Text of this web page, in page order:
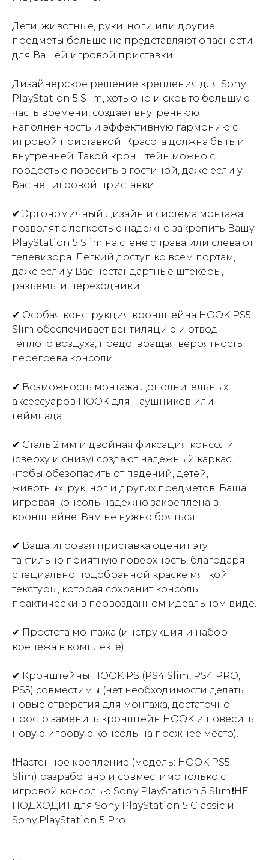
Дети, животные, руки, ноги или другие
предметы больше не представляют опасности
для Вашей игровой приставки.
Дизайнерское решение крепления для Sony
PlayStation 5 Slim, хоть оно и скрыто большую
часть времени, создает внутреннюю
наполненность и эффективную гармонию с
игровой приставкой. Красота должна быть и
внутренней. Такой кронштейн можно с
гордостью повесить в гостиной, даже если у
Вас нет игровой приставки.
✔ Эргономичный дизайн и система монтажа
позволят с легкостью надежно закрепить Вашу
PlayStation 5 Slim на стене справа или слева от
телевизора. Легкий доступ ко всем портам,
даже если у Вас нестандартные штекеры,
разъемы и переходники.
✔ Особая конструкция кронштейна HOOK PS5
Slim обеспечивает вентиляцию и отвод
теплого воздуха, предотвращая вероятность
перегрева консоли.
✔ Возможность монтажа дополнительных
аксессуаров HOOK для наушников или
геймпада.
✔ Сталь 2 мм и двойная фиксация консоли
(сверху и снизу) создают надежный каркас,
чтобы обезопасить от падений, детей,
животных, рук, ног и других предметов. Ваша
игровая консоль надежно закреплена в
кронштейне. Вам не нужно бояться.
✔ Ваша игровая приставка оценит эту
тактильно приятную поверхность, благодаря
специально подобранной краске мягкой
текстуры, которая сохранит консоль
практически в первозданном идеальном виде.
✔ Простота монтажа (инструкция и набор
крепежа в комплекте).
✔ Кронштейны HOOK PS (PS4 Slim, PS4 PRO,
PS5) совместимы (нет необходимости делать
новые отверстия для монтажа, достаточно
просто заменить кронштейн HOOK и повесить
новую игровую консоль на прежнее место).
❗Настенное крепление (модель: HOOK PS5
Slim) разработано и совместимо только с
игровой консолью Sony PlayStation 5 Slim❗НЕ
ПОДХОДИТ для Sony PlayStation 5 Classic и
Sony PlayStation 5 Pro.